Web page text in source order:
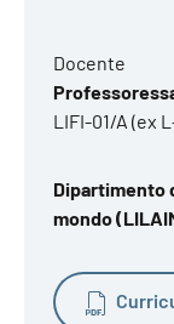
Docente
LIFI-01/A (ex
Dipartimento
mondo